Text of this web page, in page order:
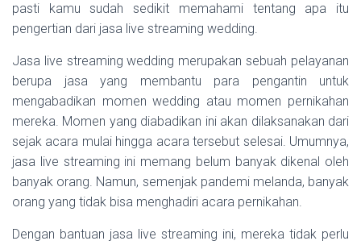
pasti kamu sudah sedikit memahami tentang apa itu
pengertian dari jasa live streaming wedding.
Jasa live streaming wedding merupakan sebuah pelayanan
berupa jasa yang membantu para pengantin untuk
mengabadikan momen wedding atau momen pernikahan
mereka. Momen yang diabadikan ini akan dilaksanakan dari
sejak acara mulai hingga acara tersebut selesai. Umumnya,
jasa live streaming ini memang belum banyak dikenal oleh
banyak orang. Namun, semenjak pandemi melanda, banyak
orang yang tidak bisa menghadiri acara pernikahan.
Dengan bantuan jasa live streaming ini, mereka tidak perlu